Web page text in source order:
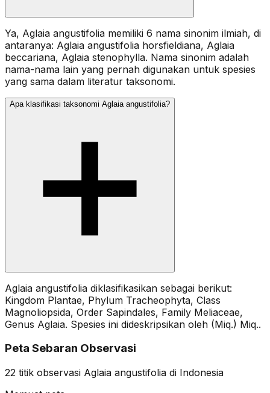
Ya, Aglaia angustifolia memiliki 6 nama sinonim ilmiah, di
antaranya: Aglaia angustifolia horsfieldiana, Aglaia
beccariana, Aglaia stenophylla. Nama sinonim adalah
nama-nama lain yang pernah digunakan untuk spesies
yang sama dalam literatur taksonomi.
Apa klasifikasi taksonomi Aglaia angustifolia?
Aglaia angustifolia diklasifikasikan sebagai berikut:
Kingdom Plantae, Phylum Tracheophyta, Class
Magnoliopsida, Order Sapindales, Family Meliaceae,
Genus Aglaia. Spesies ini dideskripsikan oleh (Miq.) Miq..
Peta Sebaran Observasi
22 titik observasi Aglaia angustifolia di Indonesia